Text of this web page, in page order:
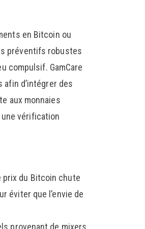
en Bitcoin ou
préventifs robustes
compulsif. GamCare
d’intégrer des
aux monnaies
vérification
du Bitcoin chute
éviter que l’envie de
provenant de mixers